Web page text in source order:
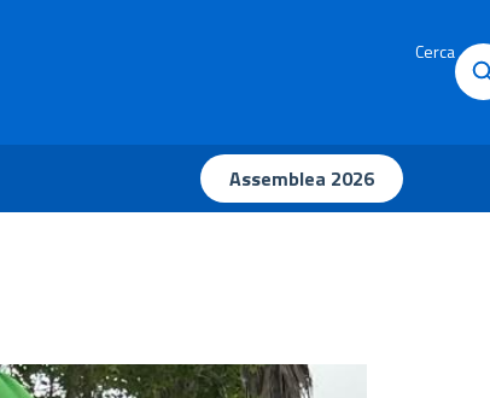
Cerca
Assemblea 2026